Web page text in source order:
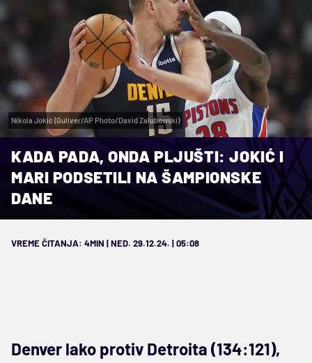
Nikola Jokić (Guliver/AP Photo/David Zalubowski)
KADA PADA, ONDA PLJUŠTI: JOKIĆ I
MARI PODSETILI NA ŠAMPIONSKE
DANE
VREME ČITANJA: 4MIN | NED. 29.12.24. | 05:08
Denver lako protiv Detroita (134:121),